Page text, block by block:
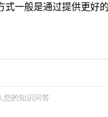
式一般是通过提供更好